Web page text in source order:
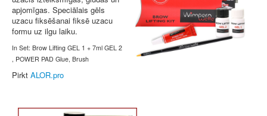
apjomīgas. Speciālais gēls
uzacu fiksēšanai fiksē uzacu
formu uz ilgu laiku.
In Set: Brow Lifting GEL 1 + 7ml GEL 2
, POWER PAD Glue, Brush
Pirkt ALOR.pro